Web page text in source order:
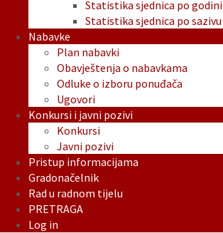
Statistika sjednica po godini
Statistika sjednica po sazivu
Nabavke
Plan nabavki
Obavještenja o nabavkama
Odluke o izboru ponuđača
Ugovori
Konkursi i javni pozivi
Konkursi
Javni pozivi
Pristup informacijama
Gradonačelnik
Rad u radnom tijelu
PRETRAGA
Log in